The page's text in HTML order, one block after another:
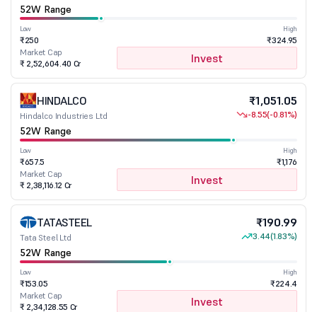
52W Range
Low
₹250
High
₹324.95
Market Cap
₹ 2,52,604.40 Cr
Invest
HINDALCO
Hindalco Industries Ltd
₹1,051.05
-8.55(-0.81%)
52W Range
Low
₹657.5
High
₹1,176
Market Cap
₹ 2,38,116.12 Cr
Invest
TATASTEEL
Tata Steel Ltd
₹190.99
3.44(1.83%)
52W Range
Low
₹153.05
High
₹224.4
Market Cap
₹ 2,34,128.55 Cr
Invest